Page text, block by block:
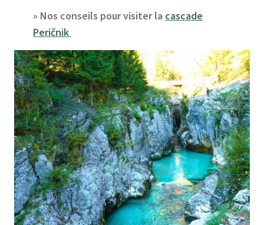
» Nos conseils pour visiter la cascade
Peričnik